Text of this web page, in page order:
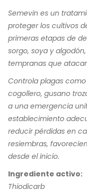
Semevin es un
proteger los cultivos
primeras etapas de
sorgo, soya y
tempranas que
Controla plagas
cogollero, gusano
a una emergencia
establecimiento
reducir pérdidas en
resiembras,
desde el inicio.
Ingrediente activo:
Thiodicarb